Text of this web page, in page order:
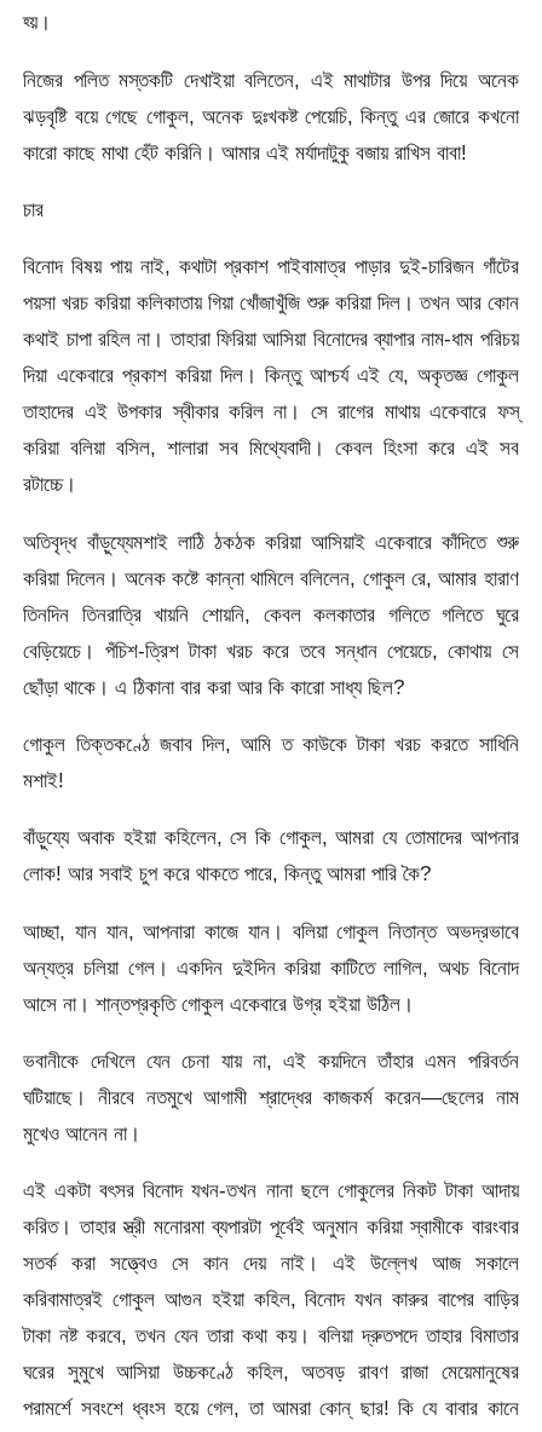
হ্য়।
নিজের পলিত মস্তকটি দেখাইয়া বলিতেন, এই মাথাটার উপর দিয়ে অনেক
ঝড়বৃষ্টি বয়ে গেছে গোকুল, অনেক দুঃখকষ্ট পেয়েচি, কিন্তু এর জোরে কখনো
কারো কাছে মাথা হেঁট করিনি। আমার এই মর্যাদাটুকু বজায় রাখিস বাবা!
চার
বিনোদ বিষয় পায় নাই, কথাটা প্রকাশ পাইবামাত্র পাড়ার দুই-চারিজন গাঁটের
পয়সা খরচ করিয়া কলিকাতায় গিয়া খোঁজাখুঁজি শুরু করিয়া দিল। তখন আর কোন
কথাই চাপা রহিল না। তাহারা ফিরিয়া আসিয়া বিনোদের ব্যাপার নাম-ধাম পরিচয়
দিয়া একেবারে প্রকাশ করিয়া দিল। কিন্তু আশ্চর্য এই যে, অকৃতজ্ঞ গোকুল
তাহাদের এই উপকার স্বীকার করিল না। সে রাগের মাথায় একেবারে ফস্‌
করিয়া বলিয়া বসিল, শালারা সব মিথ্যেবাদী। কেবল হিংসা করে এই সব
রটাচ্চে।
অতিবৃদ্ধ বাঁড়ুয্যেমশাই লাঠি ঠকঠক করিয়া আসিয়াই একেবারে কাঁদিতে শুরু
করিয়া দিলেন। অনেক কষ্টে কান্না থামিলে বলিলেন, গোকুল রে, আমার হারাণ
তিনদিন তিনরাত্রি খায়নি শোয়নি, কেবল কলকাতার গলিতে গলিতে ঘুরে
বেড়িয়েচে। পঁচিশ-ত্রিশ টাকা খরচ করে তবে সন্ধান পেয়েচে, কোথায় সে
ছোঁড়া থাকে। এ ঠিকানা বার করা আর কি কারো সাধ্য ছিল?
গোকুল তিক্তকণ্ঠে জবাব দিল, আমি ত কাউকে টাকা খরচ করতে সাধিনি
মশাই!
বাঁড়ুয্যে অবাক হইয়া কহিলেন, সে কি গোকুল, আমরা যে তোমাদের আপনার
লোক! আর সবাই চুপ করে থাকতে পারে, কিন্তু আমরা পারি কৈ?
আচ্ছা, যান যান, আপনারা কাজে যান। বলিয়া গোকুল নিতান্ত অভদ্রভাবে
অন্যত্র চলিয়া গেল। একদিন দুইদিন করিয়া কাটিতে লাগিল, অথচ বিনোদ
আসে না। শান্তপ্রকৃতি গোকুল একেবারে উগ্র হইয়া উঠিল।
ভবানীকে দেখিলে যেন চেনা যায় না, এই কয়দিনে তাঁহার এমন পরিবর্তন
ঘটিয়াছে। নীরবে নতমুখে আগামী শ্রাদ্ধের কাজকর্ম করেন—ছেলের নাম
মুখেও আনেন না।
এই একটা বৎসর বিনোদ যখন-তখন নানা ছলে গোকুলের নিকট টাকা আদায়
করিত। তাহার স্ত্রী মনোরমা ব্যপারটা পূর্বেই অনুমান করিয়া স্বামীকে বারংবার
সতর্ক করা সত্ত্বেও সে কান দেয় নাই। এই উল্লেখ আজ সকালে
করিবামাত্রই গোকুল আগুন হইয়া কহিল, বিনোদ যখন কারুর বাপের বাড়ির
টাকা নষ্ট করবে, তখন যেন তারা কথা কয়। বলিয়া দ্রুতপদে তাহার বিমাতার
ঘরের সুমুখে আসিয়া উচ্চকণ্ঠে কহিল, অতবড় রাবণ রাজা মেয়েমানুষের
পরামর্শে সবংশে ধ্বংস হয়ে গেল, তা আমরা কোন্‌ ছার! কি যে বাবার কানে